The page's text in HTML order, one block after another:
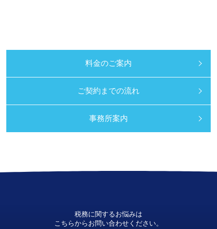
料金のご案内
ご契約までの流れ
事務所案内
税務に関するお悩みは
こちらからお問い合わせください。